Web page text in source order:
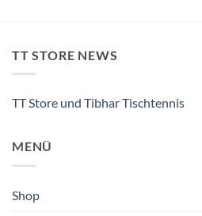
TT STORE NEWS
TT Store und Tibhar Tischtennis
MENÜ
Shop